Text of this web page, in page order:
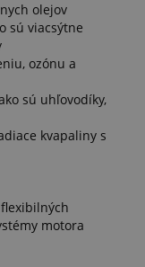
olejov
sú viacsýtne
ozónu a
sú uhľovodíky,
kvapaliny s
flexibilných
motora